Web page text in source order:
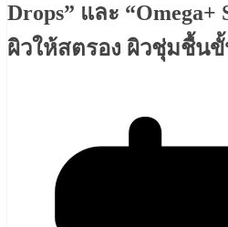
Drops” และ “Omega+
ผิวให้สตรอง ผิวชุ่มชื้น